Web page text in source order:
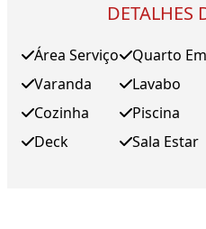
DETALHES
Área Serviço
Varanda
Cozinha
Deck
Quarto
Lavabo
Piscina
Sala Estar